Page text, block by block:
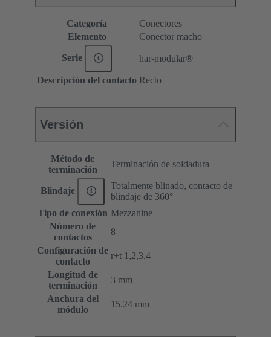
Categoría
Conectores
Elemento
Conector macho
Serie har-modular®
Descripción del contacto Recto
Versión
Método de
terminación
Terminación de soldadura
Blindaje
Totalmente blinado, contacto de
blindaje de 360°
Tipo de conexión Mezzanine
Número de
contactos
8
Configuración de
contacto
r+t 1,2,3,4
Longitud de
terminación
3 mm
Anchura del
módulo
15.24 mm